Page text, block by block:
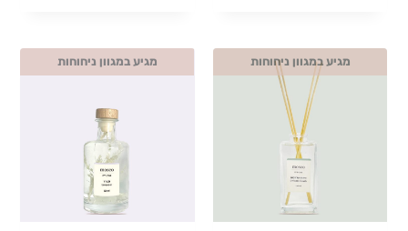
מגיע במגוון ניחוחות מגיע במגוון ניחוחות